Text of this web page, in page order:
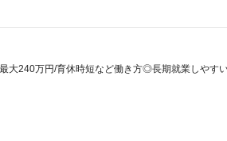
大240万円/育休時短など働き方◎長期就業しやす